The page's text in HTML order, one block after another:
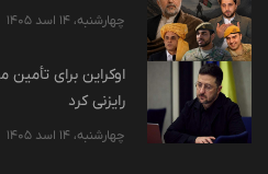
چهارشنبه، 14 اسد 1405
اوکراین برای
رایزنی کرد
چهارشنبه، 14 اسد 1405